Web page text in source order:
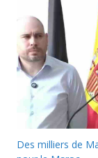
Des milliers de